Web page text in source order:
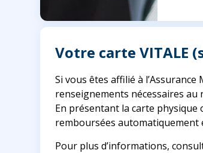
Votre carte VITALE
Si vous êtes affilié à l’Assurance
renseignements nécessaires
En présentant la carte
remboursées automatiquement
Pour plus d’informations,